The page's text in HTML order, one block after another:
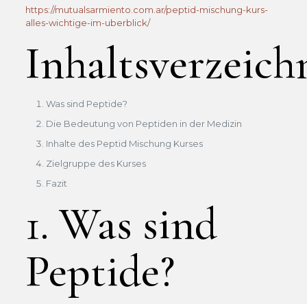
https://mutualsarmiento.com.ar/peptid-mischung-kurs-
alles-wichtige-im-uberblick/
Was sind Peptide?
Die Bedeutung von Peptiden in der Medizin
Inhalte des Peptid Mischung Kurses
Zielgruppe des Kurses
Fazit
1. Was sind
Peptide?